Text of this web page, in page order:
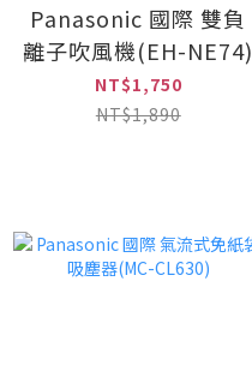
Panasonic 國際 雙負
離子吹風機(EH-NE74)
NT$1,750
NT$1,890